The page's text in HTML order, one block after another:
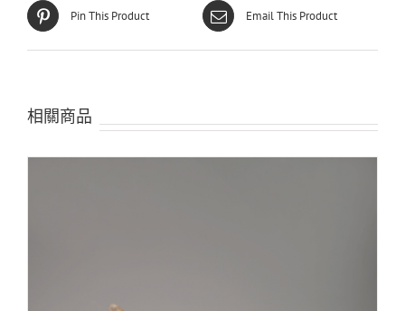
Pin This Product Email This Product
相關商品